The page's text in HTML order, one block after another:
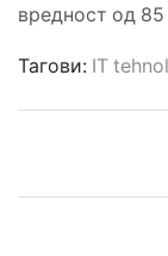
вредност од
Тагови: IT